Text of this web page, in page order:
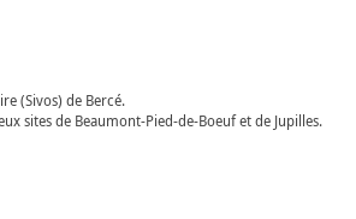
(Sivos) de Bercé.
sites de Beaumont-Pied-de-Boeuf et de Jupilles.